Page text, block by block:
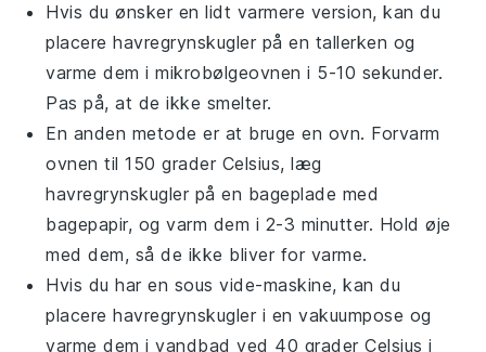
Hvis du ønsker en lidt varmere version, kan du
placerehavregrynskugler på en tallerken og
varme dem i mikrobølgeovnen i 5-10 sekunder.
Pas på, at de ikke smelter.
En anden metode er at bruge en ovn. Forvarm
ovnen til 150 grader Celsius, læg
havregrynskugler på en bageplade med
bagepapir, og varm dem i 2-3 minutter. Hold øje
med dem, så de ikke bliver for varme.
Hvis du har en sous vide-maskine, kan du
placerehavregrynskugler i en vakuumpose og
varme dem i vandbad ved 40 grader Celsius i